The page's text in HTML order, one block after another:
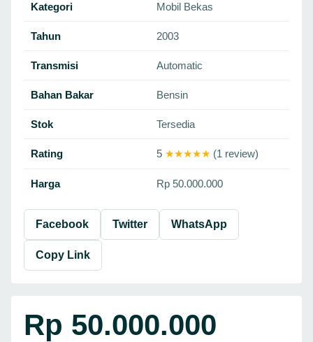
Kategori Mobil Bekas
Tahun 2003
Transmisi Automatic
Bahan Bakar Bensin
Stok Tersedia
Rating 5 ★★★★★ (1 review)
Harga Rp 50.000.000
Facebook Twitter WhatsApp
Copy Link
Rp 50.000.000